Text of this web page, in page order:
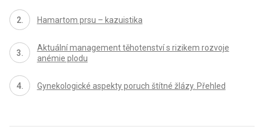
Hamartom prsu – kazuistika
Aktuální management těhotenství s rizikem rozvoje
anémie plodu
Gynekologické aspekty poruch štítné žlázy. Přehled